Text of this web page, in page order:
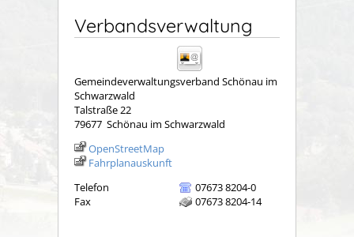
Verbandsverwaltung
Gemeindeverwaltungsverband Schönau im
Schwarzwald
Talstraße 22
79677 Schönau im Schwarzwald
OpenStreetMap
Fahrplanauskunft
Telefon
07673 8204-0
Fax
07673 8204-14